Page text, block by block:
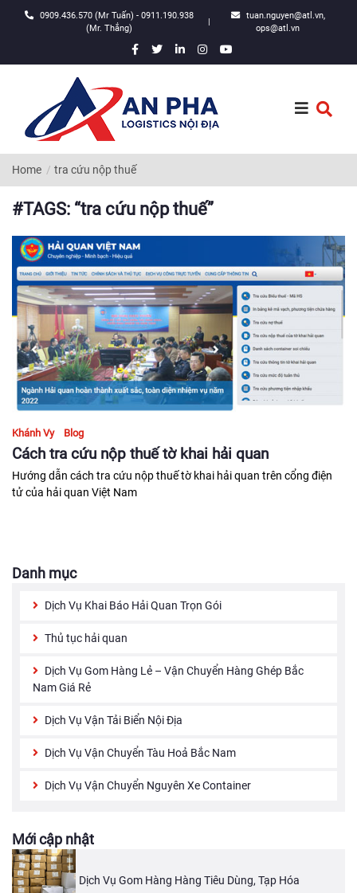
0909.436.570 (Mr Tuấn) - 0911.190.938
(Mr. Thắng)
|
tuan.nguyen@atl.vn,
ops@atl.vn
Home tra cứu nộp thuế
#TAGS: “tra cứu nộp thuế”
Khánh Vy Blog
Cách tra cứu nộp thuế tờ khai hải quan
Hướng dẫn cách tra cứu nộp thuế tờ khai hải quan trên cổng điện
tử của hải quan Việt Nam
Danh mục
Dịch Vụ Khai Báo Hải Quan Trọn Gói
Thủ tục hải quan
Dịch Vụ Gom Hàng Lẻ – Vận Chuyển Hàng Ghép Bắc
Nam Giá Rẻ
Dịch Vụ Vận Tải Biển Nội Địa
Dịch Vụ Vận Chuyển Tàu Hoả Bắc Nam
Dịch Vụ Vận Chuyển Nguyên Xe Container
Mới cập nhật
Dịch Vụ Gom Hàng Hàng Tiêu Dùng, Tạp Hóa